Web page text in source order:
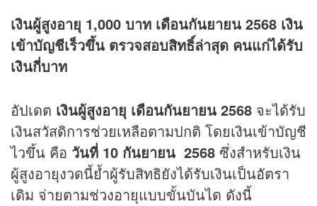
เงินผู้สูงอายุ 1,000 บาท เดือนกันยายน 2568 เงิน
เข้าบัญชีเร็วขึ้น ตรวจสอบสิทธิ์ล่าสุด คนแก่ได้รับ
เงินกี่บาท
อัปเดต เงินผู้สูงอายุ เดือนกันยายน 2568 จะได้รับ
เงินสวัสดิการช่วยเหลือตามปกติ โดยเงินเข้าบัญชี
ไวขึ้น คือ วันที่ 10 กันยายน 2568 ซึ่งสำหรับเงิน
ผู้สูงอายุงวดนี้ย้ำผู้รับสิทธิยังได้รับเงินเป็นอัตรา
เดิม จ่ายตามช่วงอายุแบบขั้นบันได ดังนี้